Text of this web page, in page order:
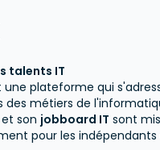
talents IT
une plateforme qui
des métiers de
son jobboard IT sont
pour les indépendants